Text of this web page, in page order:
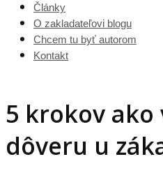
Články
O zakladateľovi blogu
Chcem tu byť autorom
Kontakt
5 krokov
dôveru u